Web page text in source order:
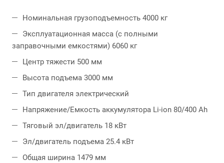
Номинальная грузоподъемность 4000 кг
Эксплуатационная масса (с полными
заправочными емкостями) 6060 кг
Центр тяжести 500 мм
Высота подъема 3000 мм
Тип двигателя электрический
Напряжение/Емкость аккумулятора Li-ion 80/400 Ah
Тяговый эл/двигатель 18 кВт
Эл/двигатель подъема 25.4 кВт
Общая ширина 1479 мм